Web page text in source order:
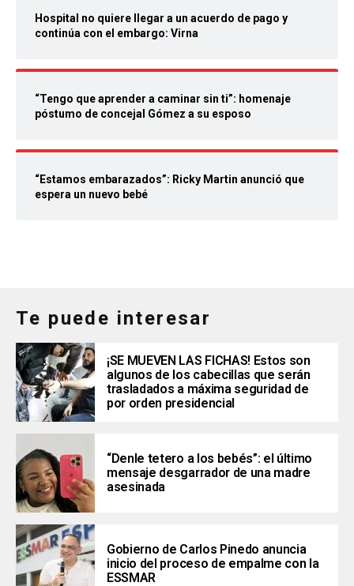
Hospital no quiere llegar a un acuerdo de pago y
continúa con el embargo: Virna
“Tengo que aprender a caminar sin ti”: homenaje
póstumo de concejal Gómez a su esposo
“Estamos embarazados”: Ricky Martin anunció que
espera un nuevo bebé
Te puede interesar
¡SE MUEVEN LAS FICHAS! Estos son
algunos de los cabecillas que serán
trasladados a máxima seguridad de
por orden presidencial
“Denle tetero a los bebés”: el último
mensaje desgarrador de una madre
asesinada
Gobierno de Carlos Pinedo anuncia
inicio del proceso de empalme con la
ESSMAR